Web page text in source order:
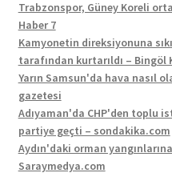
Trabzonspor, Güney Koreli
Haber 7
Kamyonetin direksiyonuna
tarafından kurtarıldı – Bingöl
Yarın Samsun'da hava nasıl
gazetesi
Adıyaman'da CHP'den toplu
partiye geçti – sondakika.com
Aydın'daki orman
Saraymedya.com